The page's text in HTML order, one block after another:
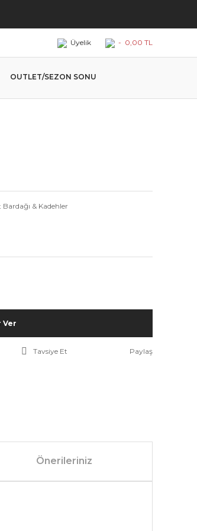
Üyelik - 0,00 TL
OUTLET/SEZON SONU
& Kadehler
Ver
Tavsiye Et Paylaş
Önerileriniz